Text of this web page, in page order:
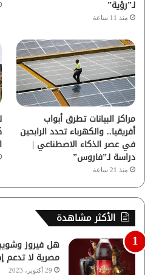
لـ”رؤية”
منذ 11 ساعة
مراكز البيانات تطرق أبواب
أفريقيا.. والكهرباء تحدد الرابحين
في عصر الذكاء الاصطناعي |
دراسة لـ”فاروس”
منذ 21 ساعة
الأكثر مشاهدة
هل فيروز
مصرية لا تدعم
29 أكتوبر، 2023